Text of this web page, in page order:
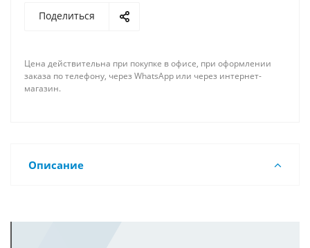
Поделиться
Цена действительна при покупке в офисе, при оформлении
заказа по телефону, через WhatsApp или через интернет-
магазин.
Описание